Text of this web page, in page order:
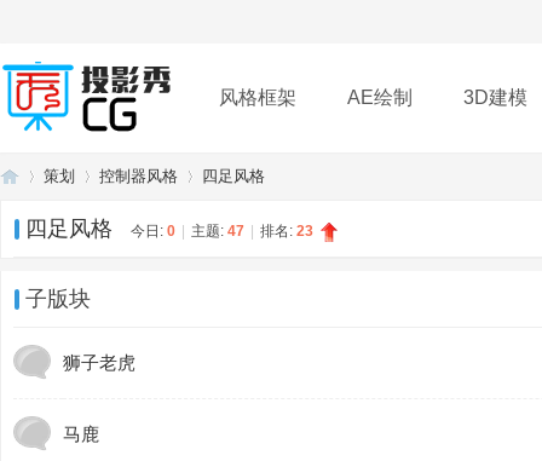
风格框架 AE绘制 3D建模
插件 帮助 下载
策划 控制器风格 四足风格
四足风格 今日: 0 主题: 47 排名: 23
子版块
狮子老虎
马鹿